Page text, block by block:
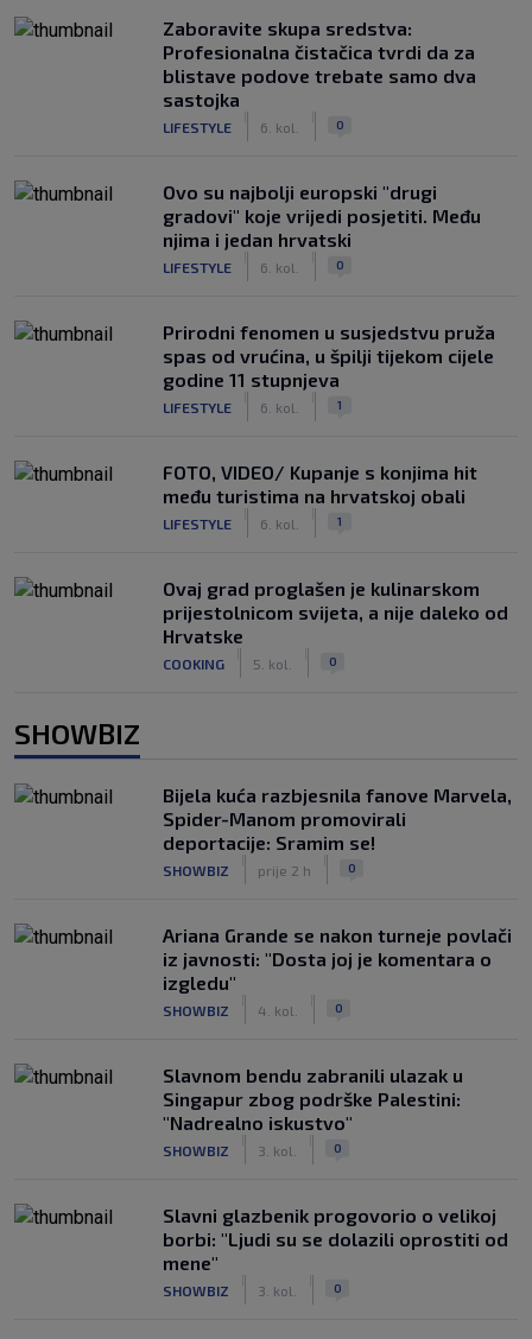
Zaboravite skupa sredstva:
Profesionalna čistačica tvrdi da za
blistave podove trebate samo dva
sastojka
LIFESTYLE 6. kol. 0
Ovo su najbolji europski "drugi
gradovi" koje vrijedi posjetiti. Među
njima i jedan hrvatski
LIFESTYLE 6. kol. 0
Prirodni fenomen u susjedstvu pruža
spas od vrućina, u špilji tijekom cijele
godine 11 stupnjeva
LIFESTYLE 6. kol. 1
FOTO, VIDEO/ Kupanje s konjima hit
među turistima na hrvatskoj obali
LIFESTYLE 6. kol. 1
Ovaj grad proglašen je kulinarskom
prijestolnicom svijeta, a nije daleko od
Hrvatske
COOKING 5. kol. 0
SHOWBIZ
Bijela kuća razbjesnila fanove Marvela,
Spider-Manom promovirali
deportacije: Sramim se!
SHOWBIZ prije 2 h 0
Ariana Grande se nakon turneje povlači
iz javnosti: "Dosta joj je komentara o
izgledu"
SHOWBIZ 4. kol. 0
Slavnom bendu zabranili ulazak u
Singapur zbog podrške Palestini:
"Nadrealno iskustvo"
SHOWBIZ 3. kol. 0
Slavni glazbenik progovorio o velikoj
borbi: "Ljudi su se dolazili oprostiti od
mene"
SHOWBIZ 3. kol. 0